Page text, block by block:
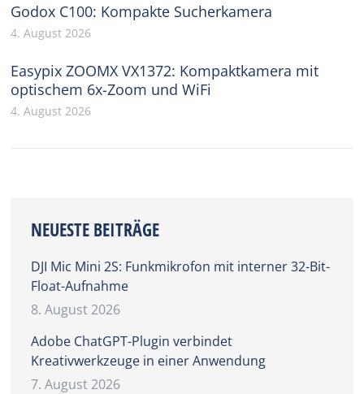
Godox C100: Kompakte Sucherkamera
4. August 2026
Easypix ZOOMX VX1372: Kompaktkamera mit
optischem 6x-Zoom und WiFi
4. August 2026
NEUESTE BEITRÄGE
DJI Mic Mini 2S: Funkmikrofon mit interner 32-Bit-
Float-Aufnahme
8. August 2026
Adobe ChatGPT-Plugin verbindet
Kreativwerkzeuge in einer Anwendung
7. August 2026